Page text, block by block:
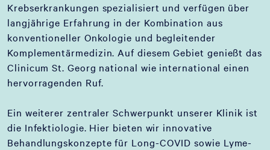
Krebserkrankungen spezialisiert und verfügen über
langjährige Erfahrung in der Kombination aus
konventioneller Onkologie und begleitender
Komplementärmedizin. Auf diesem Gebiet genießt das
Clinicum St. Georg national wie international einen
hervorragenden Ruf.
Ein weiterer zentraler Schwerpunkt unserer Klinik ist
die Infektiologie. Hier bieten wir innovative
Behandlungskonzepte für Long-COVID sowie Lyme-